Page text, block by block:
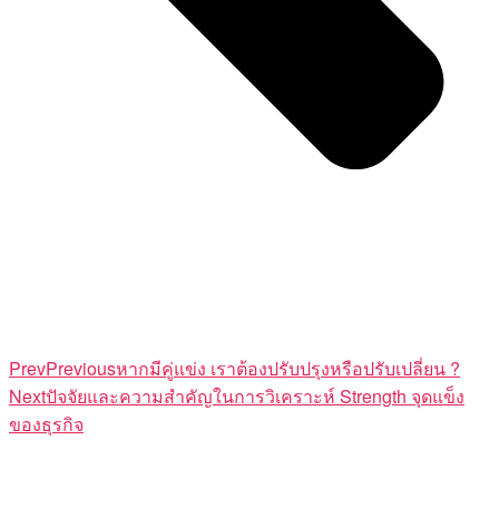
PrevPreviousหากมีคู่แข่ง เราต้องปรับปรุงหรือปรับเปลี่ยน ?
Nextปัจจัยและความสำคัญในการวิเคราะห์ Strength จุดแข็ง
ของธุรกิจ